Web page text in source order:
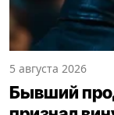
5 августа 2026
Бывший